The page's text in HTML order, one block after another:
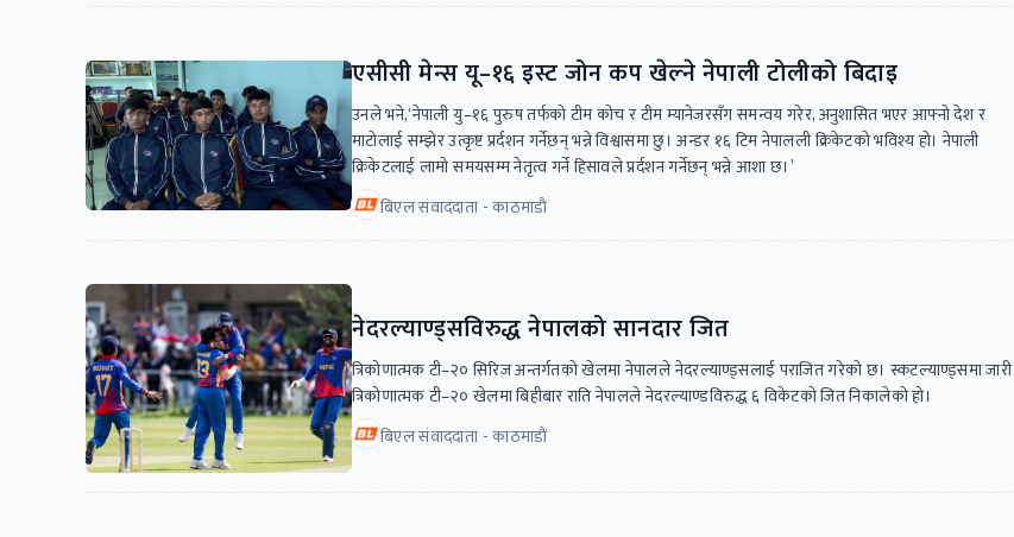
एसीसी मेन्स यू–१६ इस्ट जोन कप खेल्ने नेपाली टोलीको बिदाइ
उनले भने,‘नेपाली यु–१६ पुरुष तर्फको टीम कोच र टीम म्यानेजरसँग समन्वय गरेर, अनुशासित भएर आफ्नो देश र
माटोलाई सम्झेर उत्कृष्ट प्रर्दशन गर्नेछन् भन्ने विश्वासमा छु। अन्डर १६ टिम नेपालली क्रिकेटको भविश्य हो। नेपाली
क्रिकेटलाई लामो समयसम्म नेतृत्व गर्ने हिसावले प्रर्दशन गर्नेछन् भन्ने आशा छ।’
बिएल संवाददाता - काठमाडाैं
नेदरल्याण्ड्सविरुद्ध नेपालको सानदार जित
त्रिकोणात्मक टी–२० सिरिज अन्तर्गतकाे खेलमा नेपालले नेदरल्याण्ड्सलाई पराजित गरेको छ। स्कटल्याण्ड्समा जारी
त्रिकोणात्मक टी–२० खेलमा बिहीबार राति नेपालले नेदरल्याण्डविरुद्ध ६ विकेटको जित निकालेको हो।
बिएल संवाददाता - काठमाडाैं